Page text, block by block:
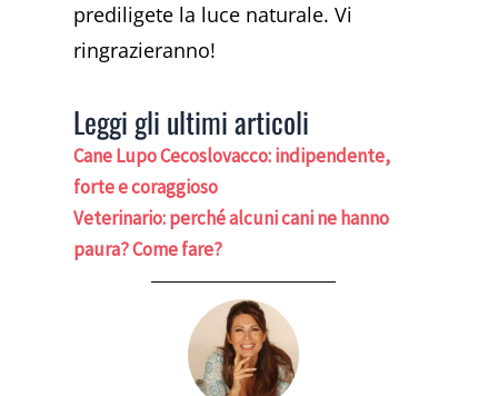
prediligete la luce naturale. Vi
ringrazieranno!
Leggi gli ultimi articoli
Cane Lupo Cecoslovacco: indipendente,
forte e coraggioso
Veterinario: perché alcuni cani ne hanno
paura? Come fare?